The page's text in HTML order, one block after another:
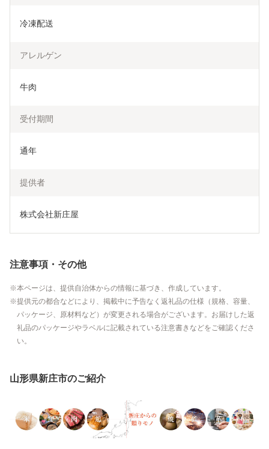
冷凍配送
アレルゲン
牛肉
受付期間
通年
提供者
株式会社新庄屋
注意事項・その他
本ページは、提供自治体からの情報に基づき、作成しています。
提供元の都合などにより、掲載中に予告なく返礼品の仕様（規格、容量、
パッケージ、原材料など）が変更される場合がございます。お届けした返
礼品のパッケージやラベルに記載されている注意書きなどをご確認くださ
い。
山形県新庄市のご紹介